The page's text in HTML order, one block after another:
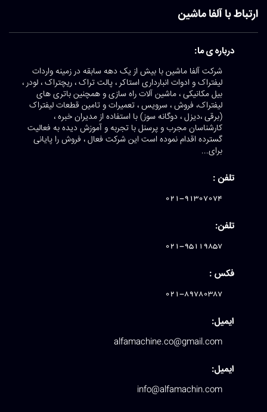
ارتباط با آلفا ماشین
درباره ی ما:
شرکت آلفا ماشین با بیش از یک دهه سابقه در زمینه واردات
لیفتراک و ادوات انبارداری استاکر ، پالت تراک ، ریچتراک ، لودر ،
بیل مکانیکی ، ماشین آلات راه سازی و همچنین باتری های
لیفتراک، فروش ، سرویس ، تعمیرات و تامین قطعات لیفتراک
(برقی ،دیزل ، دوگانه سوز) با استفاده از مدیران خبره ،
کارشناسان مجرب و پرسنل با تجربه و آموزش دیده به فعالیت
گسترده اقدام نموده است این شرکت فعال ، فروش را پایانی
برای...
تلفن :
021-91307074
تلفن:
021-95119857
فکس :
021-89780387
ایمیل:
alfamachine.co@gmail.com
ایمیل:
info@alfamachin.com